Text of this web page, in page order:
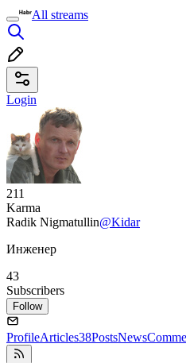
All streams
Login
211
Karma
Radik Nigmatullin@Kidar
Инженер
43
Subscribers
Follow
ProfileArticles38PostsNews